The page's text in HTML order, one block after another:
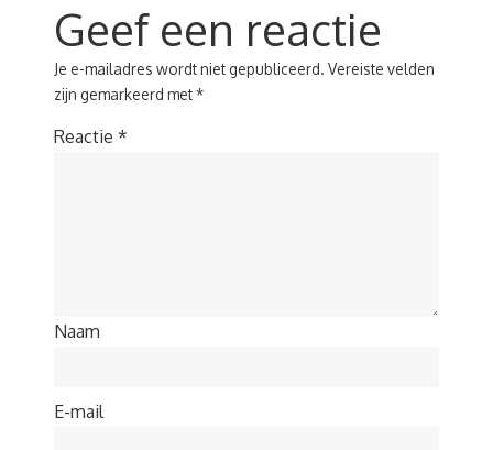
Geef een reactie
Je e-mailadres wordt niet gepubliceerd. Vereiste velden
zijn gemarkeerd met*
Reactie *
Naam
E-mail